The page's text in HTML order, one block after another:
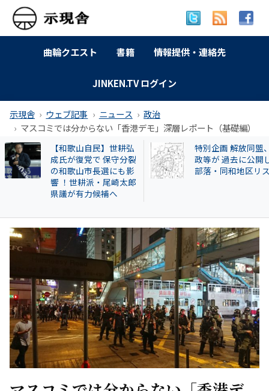
曲輪クエスト 書籍 情報提供・連絡先
JINKEN.TV ログイン
示現舎 ウェブ記事 ニュース
政治
マスコミでは分からない「香港デモ」深層レポート（基礎編）
特別企画 解放同盟、行
政等が 過去に公開した
部落・同和地区リスト
訴訟進行状況
月27日現在